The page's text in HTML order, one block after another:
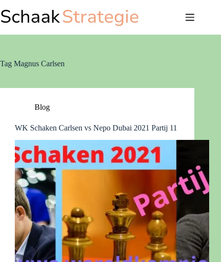
naar
de
Tag Magnus Carlsen
Blog
WK Schaken Carlsen vs Nepo Dubai 2021 Partij 11